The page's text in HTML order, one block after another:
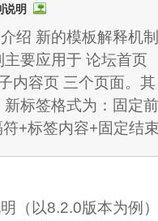
明
绍 新的模板解释机制
要应用于 论坛首页
内容页 三个页面。其
标签格式为：固定前
+标签内容+固定结
（以8.2.0版本为例